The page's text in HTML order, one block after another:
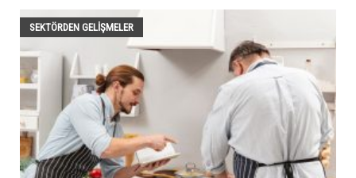
SEKTÖRDEN GELIŞMELER